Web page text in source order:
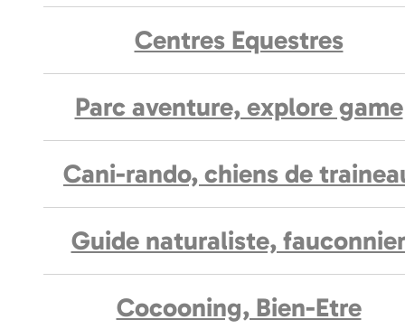
Centres Equestres
Parc aventure, explore game
Cani-rando, chiens de
Guide naturaliste,
Cocooning, Bien-Etre